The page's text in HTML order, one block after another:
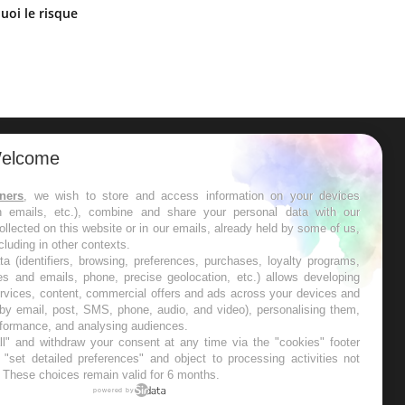
le risque
les semaines les meilleures
, we wish to store and access information on your devices
emails, etc.), combine and share your personal data with our
on this website or in our emails, already held by some of us,
in other contexts.
(identifiers, browsing, preferences, purchases, loyalty programs,
and emails, phone, precise geolocation, etc.) allows developing
content, commercial offers and ads across your devices and
email, post, SMS, phone, audio, and video), personalising them,
and analysing audiences.
and withdraw your consent at any time via the "cookies" footer
detailed preferences" and object to processing activities not
choices remain valid for 6 months.
powered by